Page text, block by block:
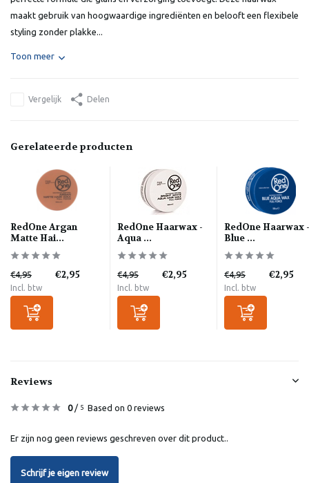
maakt gebruik van hoogwaardige ingrediënten en belooft een flexibele
styling zonder plakke...
Toon meer
Vergelijk Delen
Gerelateerde producten
RedOne Argan
Matte Hai...
€4,95 €2,95
Incl. btw
RedOne Haarwax -
Aqua ...
€4,95 €2,95
Incl. btw
RedOne Haarwax -
Blue ...
€4,95 €2,95
Incl. btw
Reviews
0/ 5 Based on 0 reviews
Er zijn nog geen reviews geschreven over dit product..
Schrijf je eigen review